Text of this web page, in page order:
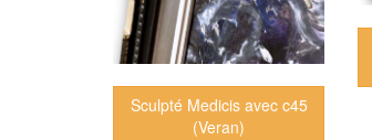
Sculpté Medicis avec c45
(Veran)